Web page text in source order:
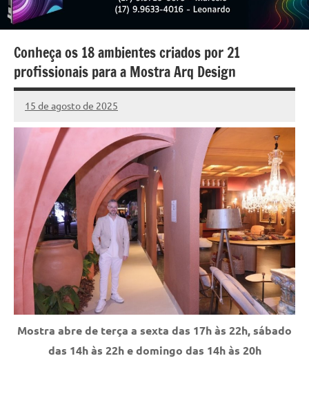
Conheça os 18 ambientes criados por 21
profissionais para a Mostra Arq Design
15 de agosto de 2025
Marcelo
Fachin
10
comentários
Mostra abre de terça a sexta das 17h às 22h, sábado
das 14h às 22h e domingo das 14h às 20h